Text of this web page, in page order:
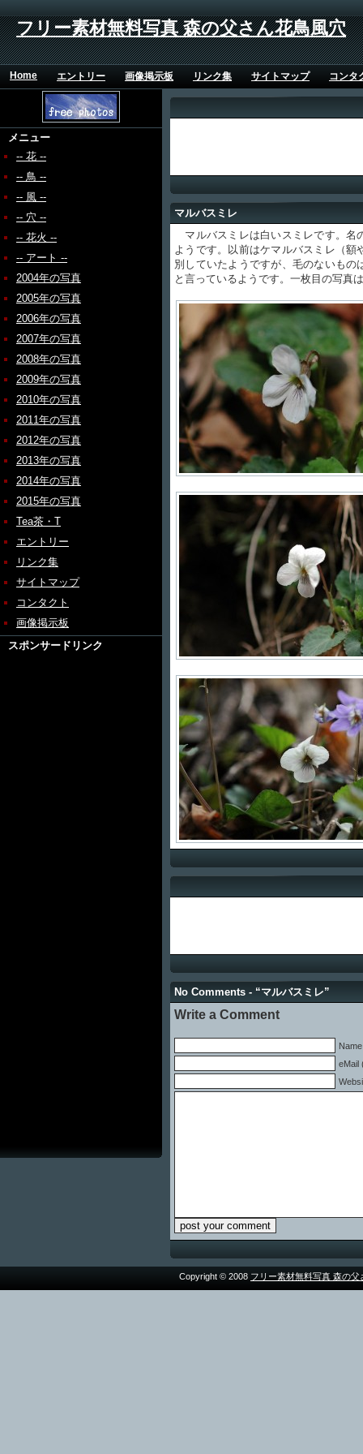
フリー素材無料写真 森の父さん花鳥風穴
Home エントリー 画像掲示板 リンク集 サイトマップ コンタ
メニュー
-- 花 --
-- 鳥 --
-- 風 --
-- 穴 --
-- 花火 --
-- アート --
2004年の写真
2005年の写真
2006年の写真
2007年の写真
2008年の写真
2009年の写真
2010年の写真
2011年の写真
2012年の写真
2013年の写真
2014年の写真
2015年の写真
Tea茶・T
エントリー
リンク集
サイトマップ
コンタクト
画像掲示板
スポンサードリンク
マルバスミレ
マルバスミレは白いスミレです。名
ようです。以前はケマルバスミレ（
別していたようですが、毛のないも
と言っているようです。一枚目の写真
No Comments - “マルバスミレ”
Write a Comment
eMail
Copyright © 2008 フリー素材無料写真 森の父